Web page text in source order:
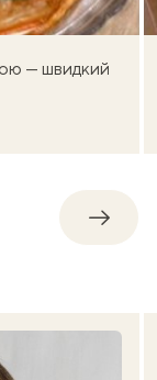
— швидкий